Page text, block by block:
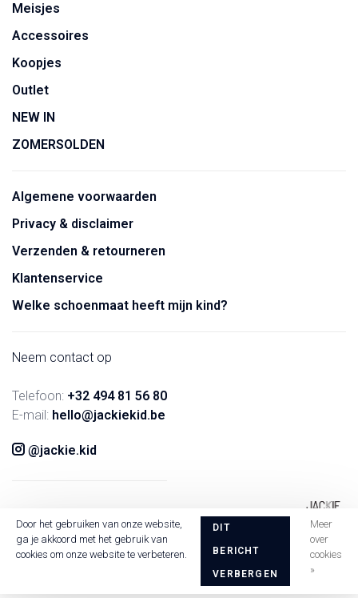
Meisjes
Accessoires
Koopjes
Outlet
NEW IN
ZOMERSOLDEN
Algemene voorwaarden
Privacy & disclaimer
Verzenden & retourneren
Klantenservice
Welke schoenmaat heeft mijn kind?
Neem contact op
Telefoon: +32 494 81 56 80
E-mail: hello@jackiekid.be
@jackie.kid
Door het gebruiken van onze website,
ga je akkoord met het gebruik van
cookies om onze website te verbeteren.
DIT
BERICHT
VERBERGEN
Meer
over
cookies
»